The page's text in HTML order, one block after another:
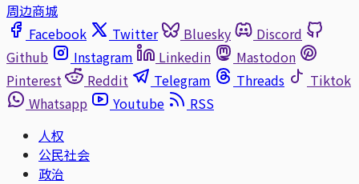
周边商城
Facebook
Twitter Bluesky
Discord
Github
Instagram Linkedin
Mastodon
Pinterest
Reddit Telegram Threads
Tiktok
Whatsapp
Youtube
RSS
人权
公民社会
政治